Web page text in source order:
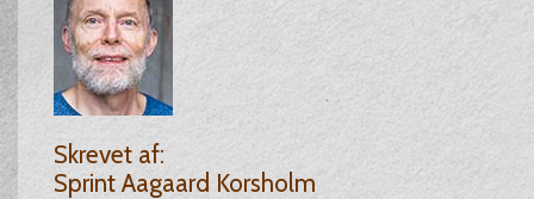
Skrevet af:
Sprint Aagaard Korsholm